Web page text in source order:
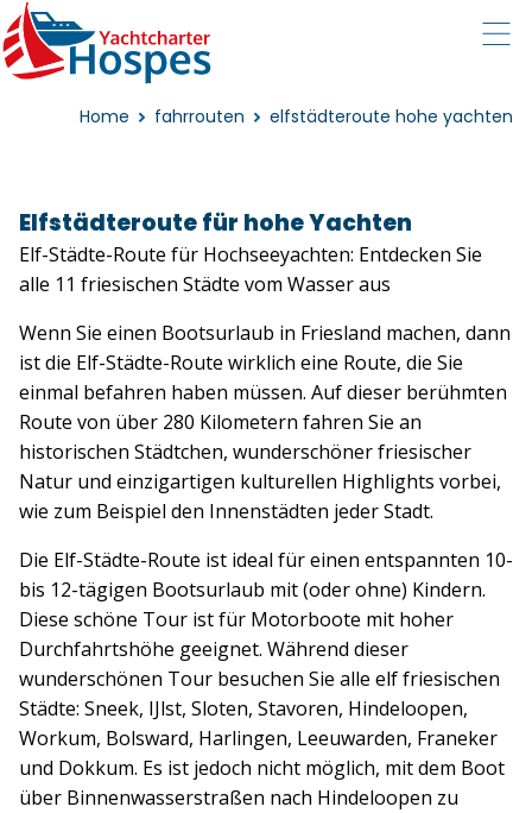
Home fahrrouten elfstädteroute hohe yachten
Elfstädteroute für hohe Yachten
Elf-Städte-Route für Hochseeyachten: Entdecken Sie
alle 11 friesischen Städte vom Wasser aus
Wenn Sie einen Bootsurlaub in Friesland machen, dann
ist die Elf-Städte-Route wirklich eine Route, die Sie
einmal befahren haben müssen. Auf dieser berühmten
Route von über 280 Kilometern fahren Sie an
historischen Städtchen, wunderschöner friesischer
Natur und einzigartigen kulturellen Highlights vorbei,
wie zum Beispiel den Innenstädten jeder Stadt.
Die Elf-Städte-Route ist ideal für einen entspannten 10-
bis 12-tägigen Bootsurlaub mit (oder ohne) Kindern.
Diese schöne Tour ist für Motorboote mit hoher
Durchfahrtshöhe geeignet. Während dieser
wunderschönen Tour besuchen Sie alle elf friesischen
Städte: Sneek, IJlst, Sloten, Stavoren, Hindeloopen,
Workum, Bolsward, Harlingen, Leeuwarden, Franeker
und Dokkum. Es ist jedoch nicht möglich, mit dem Boot
über Binnenwasserstraßen nach Hindeloopen zu